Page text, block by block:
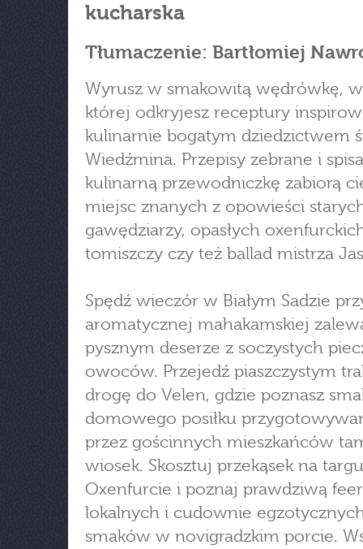
kucharska
Tłumaczenie: Bartłomiej
Wyrusz w smakowitą wędrówkę,
której odkryjesz receptury
kulinarnie bogatym dziedzictwem
Wiedźmina. Przepisy zebrane i
kulinarną przewodniczkę zabiorą
miejsc znanych z opowieści
gawędziarzy, opasłych
tomiszczy czy też ballad mistrza
Spędź wieczór w Białym Sadzie
aromatycznej mahakamskiej
pysznym deserze z soczystych
owoców. Przejedź piaszczystym
drogę do Velen, gdzie poznasz
domowego posiłku
przez gościnnych mieszkańców
wiosek. Skosztuj przekąsek na
Oxenfurcie i poznaj prawdziwą
lokalnych i cudownie
smaków w novigradzkim porcie.